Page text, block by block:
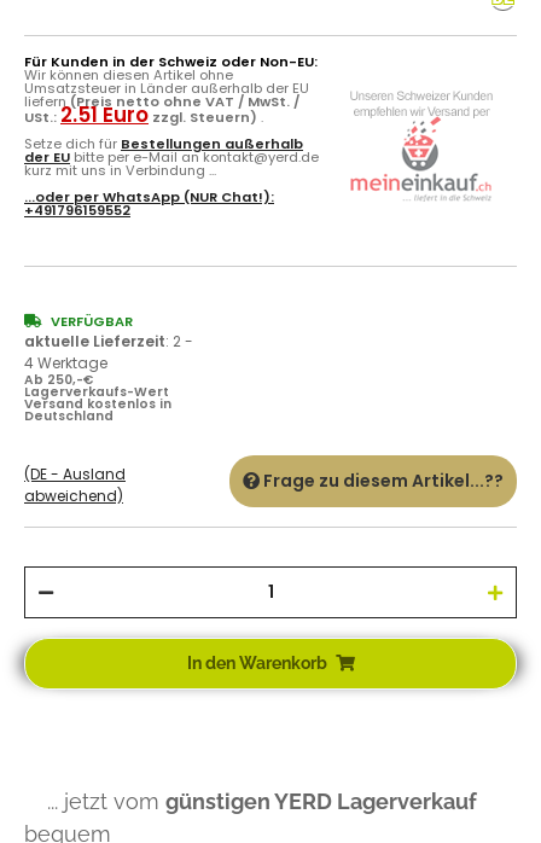
Für Kunden in der Schweiz oder Non-EU:
Wir können diesen Artikel ohne
Umsatzsteuer in Länder außerhalb der EU
liefern (Preis netto ohne VAT / MwSt. /
USt.: 2.51 Euro zzgl. Steuern) .
Setze dich für Bestellungen außerhalb
der EU bitte per e-Mail an kontakt@yerd.de
kurz mit uns in Verbindung ...
...oder perWhatsApp (NUR Chat!):
+491796159552
VERFÜGBAR
aktuelle Lieferzeit: 2 -
4 Werktage
Ab 250,-€
Lagerverkaufs-Wert
Versand kostenlos in
Deutschland
(DE - Ausland
abweichend)
Frage zu diesem Artikel...??
In den Warenkorb
... jetzt vom günstigen YERD Lagerverkauf
bequem